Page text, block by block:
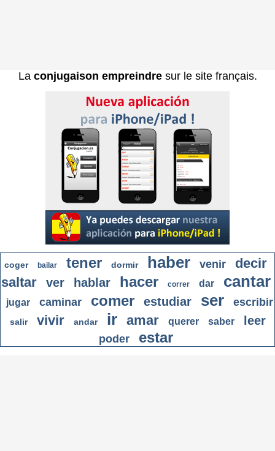
La conjugaison empreindresur le site français.
coger bailar tener dormir haber venir
decir
saltar
ver hablar hacer correr dar cantar
jugar caminar comer estudiar ser escribir
salir vivir andar ir amar querer saber leer
poder estar